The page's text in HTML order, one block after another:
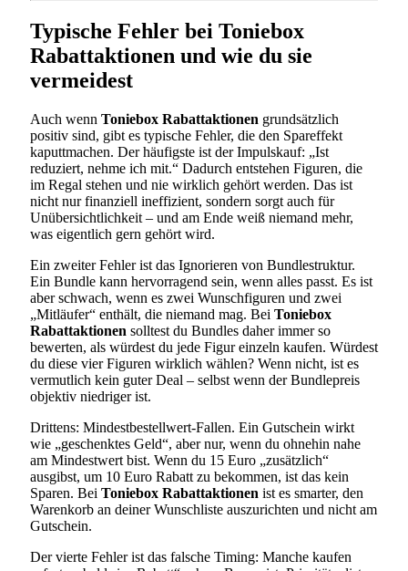
Typische Fehler bei Toniebox
Rabattaktionen und wie du sie
vermeidest
Auch wenn Toniebox Rabattaktionen grundsätzlich
positiv sind, gibt es typische Fehler, die den Spareffekt
kaputtmachen. Der häufigste ist der Impulskauf: „Ist
reduziert, nehme ich mit.“ Dadurch entstehen Figuren, die
im Regal stehen und nie wirklich gehört werden. Das ist
nicht nur finanziell ineffizient, sondern sorgt auch für
Unübersichtlichkeit – und am Ende weiß niemand mehr,
was eigentlich gern gehört wird.
Ein zweiter Fehler ist das Ignorieren von Bundlestruktur.
Ein Bundle kann hervorragend sein, wenn alles passt. Es ist
aber schwach, wenn es zwei Wunschfiguren und zwei
„Mitläufer“ enthält, die niemand mag. Bei Toniebox
Rabattaktionen solltest du Bundles daher immer so
bewerten, als würdest du jede Figur einzeln kaufen. Würdest
du diese vier Figuren wirklich wählen? Wenn nicht, ist es
vermutlich kein guter Deal – selbst wenn der Bundlepreis
objektiv niedriger ist.
Drittens: Mindestbestellwert-Fallen. Ein Gutschein wirkt
wie „geschenktes Geld“, aber nur, wenn du ohnehin nahe
am Mindestwert bist. Wenn du 15 Euro „zusätzlich“
ausgibst, um 10 Euro Rabatt zu bekommen, ist das kein
Sparen. Bei Toniebox Rabattaktionen ist es smarter, den
Warenkorb an deiner Wunschliste auszurichten und nicht am
Gutschein.
Der vierte Fehler ist das falsche Timing: Manche kaufen